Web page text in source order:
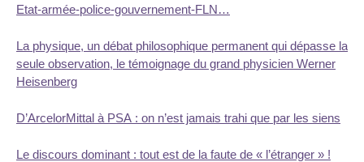
Etat-armée-police-gouvernement-FLN…
La physique, un débat philosophique permanent qui dépasse la
seule observation, le témoignage du grand physicien Werner
Heisenberg
D’ArcelorMittal à PSA : on n’est jamais trahi que par les siens
Le discours dominant : tout est de la faute de « l’étranger » !